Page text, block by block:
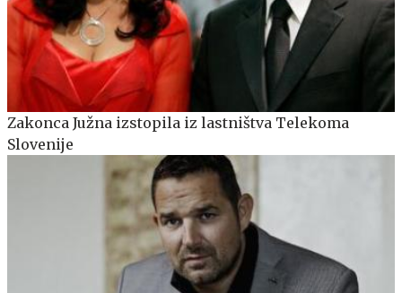
Zakonca Južna izstopila iz lastništva Telekoma
Slovenije